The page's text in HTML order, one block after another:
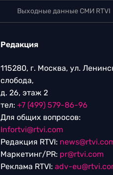
Выходные данные СМИ RTVI
Редакция
115280, г. Москва, ул.
слобода,
д. 26, этаж 2
тел: +7 (499) 579-86-96
Для общих вопросов:
Infortvi@rtvi.com
Редакция RTVI:
Маркетинг/PR: pr@rtvi.com
Реклама RTVI: adv-